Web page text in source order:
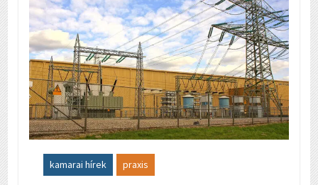
kamarai hírek praxis